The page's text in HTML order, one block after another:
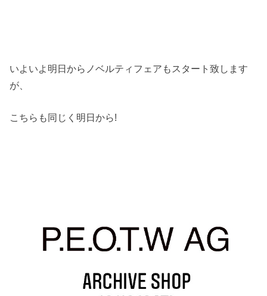
いよいよ明日からノベルティフェアもスタート致します
が、
こちらも同じく明日から!